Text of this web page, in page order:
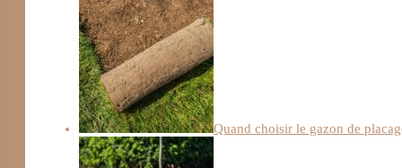
Quand choisir le gazon de